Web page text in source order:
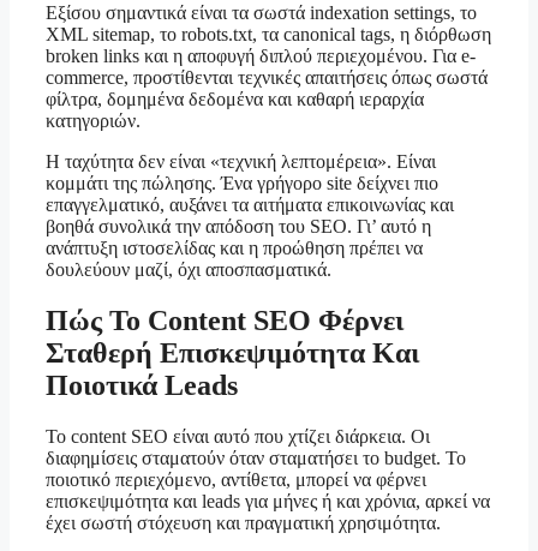
Εξίσου σημαντικά είναι τα σωστά indexation settings, το
XML sitemap, το robots.txt, τα canonical tags, η διόρθωση
broken links και η αποφυγή διπλού περιεχομένου. Για e-
commerce, προστίθενται τεχνικές απαιτήσεις όπως σωστά
φίλτρα, δομημένα δεδομένα και καθαρή ιεραρχία
κατηγοριών.
Η ταχύτητα δεν είναι «τεχνική λεπτομέρεια». Είναι
κομμάτι της πώλησης. Ένα γρήγορο site δείχνει πιο
επαγγελματικό, αυξάνει τα αιτήματα επικοινωνίας και
βοηθά συνολικά την απόδοση του SEO. Γι’ αυτό η
ανάπτυξη ιστοσελίδας και η προώθηση πρέπει να
δουλεύουν μαζί, όχι αποσπασματικά.
Πώς Το Content SEO Φέρνει
Σταθερή Επισκεψιμότητα Και
Ποιοτικά Leads
Το content SEO είναι αυτό που χτίζει διάρκεια. Οι
διαφημίσεις σταματούν όταν σταματήσει το budget. Το
ποιοτικό περιεχόμενο, αντίθετα, μπορεί να φέρνει
επισκεψιμότητα και leads για μήνες ή και χρόνια, αρκεί να
έχει σωστή στόχευση και πραγματική χρησιμότητα.